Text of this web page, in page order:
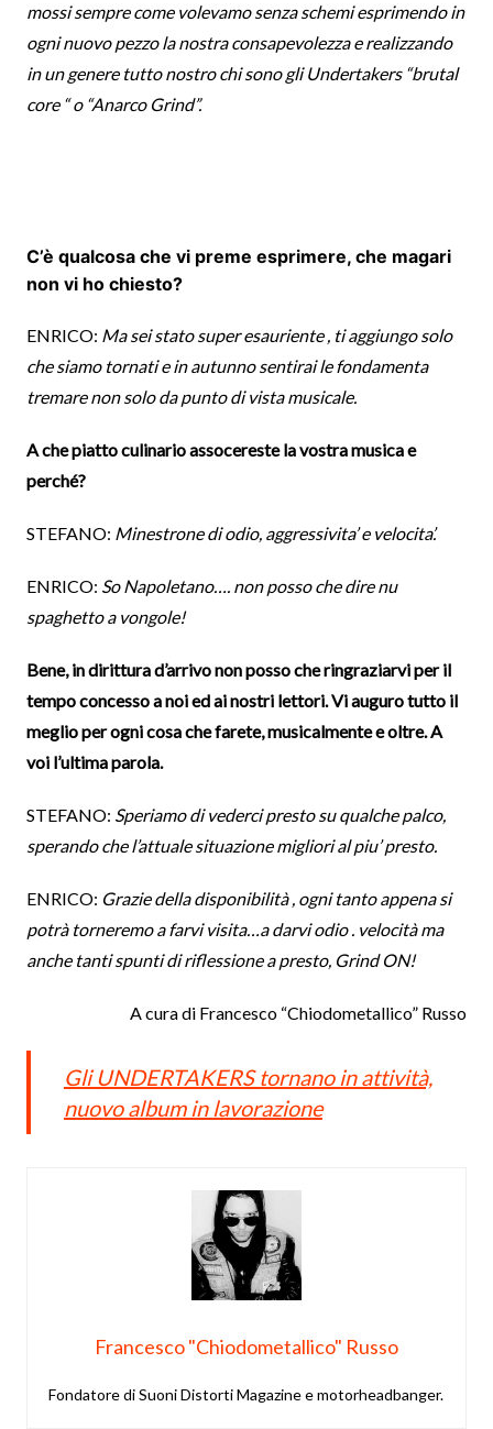
mossi sempre come volevamo senza schemi esprimendo in
ogni nuovo pezzo la nostra consapevolezza e realizzando
in un genere tutto nostro chi sono gli Undertakers “brutal
core “ o “Anarco Grind”.
C’è qualcosa che vi preme esprimere, che magari
non vi ho chiesto?
ENRICO: Ma sei stato super esauriente , ti aggiungo solo
che siamo tornati e in autunno sentirai le fondamenta
tremare non solo da punto di vista musicale.
A che piatto culinario assocereste la vostra musica e
perché?
STEFANO: Minestrone di odio, aggressivita’ e velocita’.
ENRICO: So Napoletano…. non posso che dire nu
spaghetto a vongole!
Bene, in dirittura d’arrivo non posso che ringraziarvi per il
tempo concesso a noi ed ai nostri lettori. Vi auguro tutto il
meglio per ogni cosa che farete, musicalmente e oltre. A
voi l’ultima parola.
STEFANO: Speriamo di vederci presto su qualche palco,
sperando che l’attuale situazione migliori al piu’ presto.
ENRICO: Grazie della disponibilità , ogni tanto appena si
potrà torneremo a farvi visita…a darvi odio . velocità ma
anche tanti spunti di riflessione a presto, Grind ON!
A cura di Francesco “Chiodometallico” Russo
Gli UNDERTAKERS tornano in attività,
nuovo album in lavorazione
Francesco "Chiodometallico" Russo
Fondatore di Suoni Distorti Magazine e motorheadbanger.